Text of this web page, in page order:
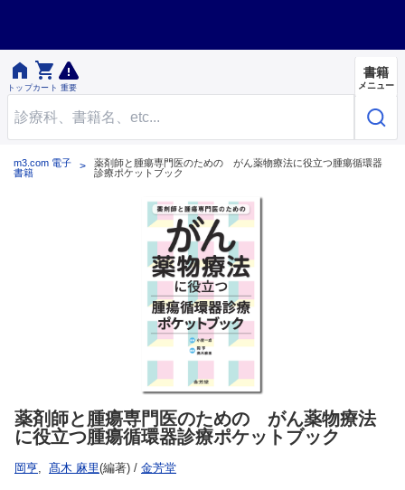

トップ

カート 重要
書籍
メニュー
m3.com 電子
書籍
薬剤師と腫瘍専門医のための がん薬物療法に役立つ腫瘍循環器
診療ポケットブック
薬剤師と腫瘍専門医のための がん薬物療法
に役立つ腫瘍循環器診療ポケットブック
岡亨, 髙木 麻里(編著) / 金芳堂